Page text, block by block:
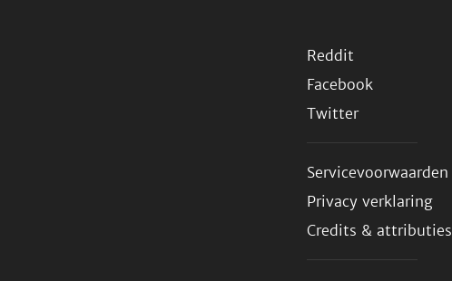
Reddit
Facebook
Twitter
Servicevoorwaarden
Privacy verklaring
Credits & attributies